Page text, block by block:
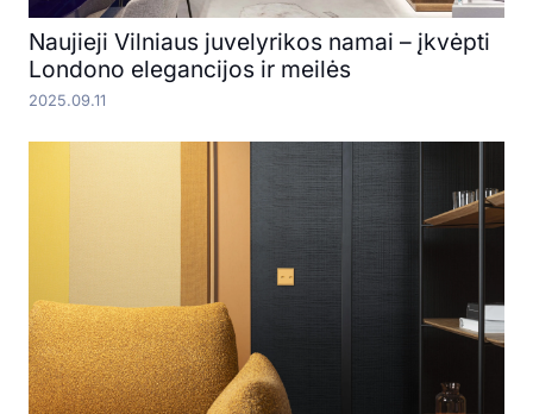
Naujieji Vilniaus juvelyrikos namai – įkvėpti
Londono elegancijos ir meilės
2025.09.11